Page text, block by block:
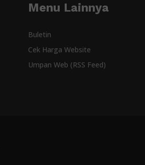
Menu Lainnya
Buletin
Cek Harga Website
Umpan Web (RSS Feed)